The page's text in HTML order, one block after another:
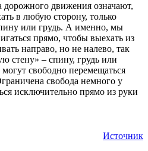
дорожного движения означают,
в любую сторону, только
или грудь. А именно, мы
прямо, чтобы выехать из
направо, но не налево, так
стену» – спину, грудь или
свободно перемещаться
свобода немного у
исключительно прямо из руки
Источник